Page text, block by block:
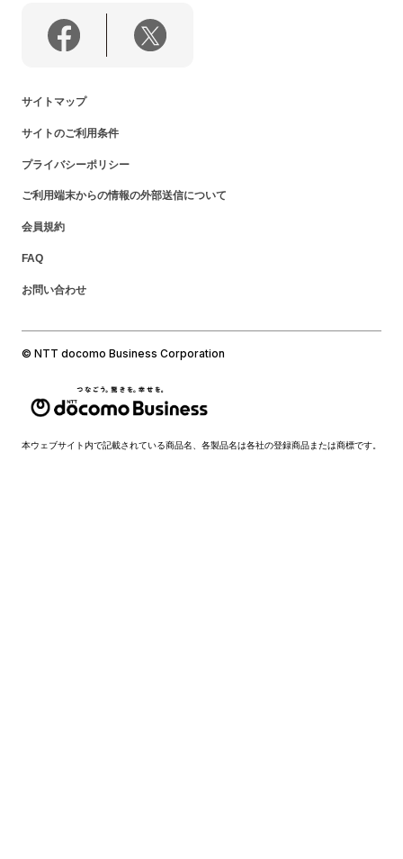
サイトマップ
サイトのご利用条件
プライバシーポリシー
ご利用端末からの情報の外部送信について
会員規約
FAQ
お問い合わせ
© NTT docomo Business Corporation
本ウェブサイト内で記載されている商品名、各製品名は各社の登録商品または商標です。